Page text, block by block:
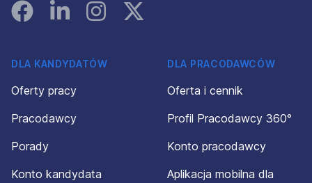
FacebookLinked InInstagramInstagram
DLA KANDYDATÓW
Oferty pracy
Pracodawcy
Porady
Konto kandydata
DLA PRACODAWCÓW
Oferta i cennik
Profil Pracodawcy 360°
Konto pracodawcy
Aplikacja mobilna dla